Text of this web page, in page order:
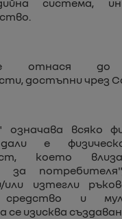
система,
до
достъпни чрез
означава всяко
дали е
което
за
или изтегли
средство и
се изисква